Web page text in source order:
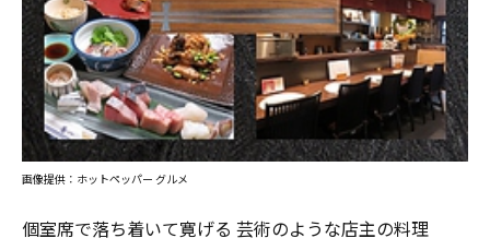
個室席で落ち着いて寛げる 芸術のような店主の料理
画像提供：ホットペッパー グルメ